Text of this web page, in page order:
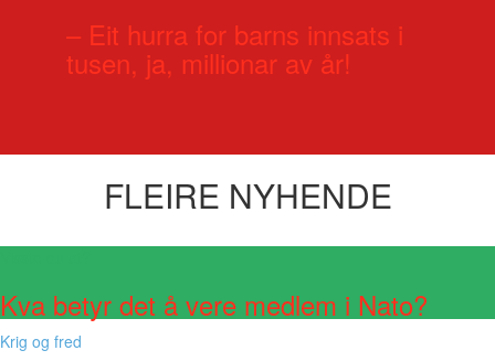
– Eit hurra for barns innsats i
tusen, ja, millionar av år!
FLEIRE NYHENDE
Kva betyr det å vere medlem i Nato?
Krig og fred